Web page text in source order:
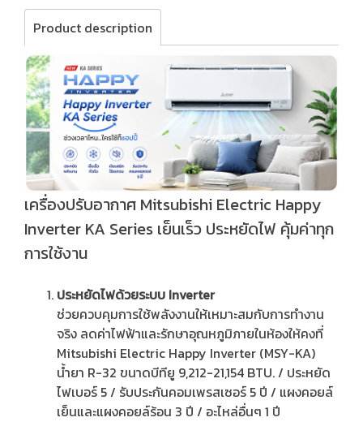
Product description
เครื่องปรับอากาศ Mitsubishi Electric Happy
Inverter KA Series เย็นเร็ว ประหยัดไฟ คุ้มค่าทุก
การใช้งาน
ประหยัดไฟด้วยระบบ Inverter
ช่วยควบคุมการใช้พลังงานให้เหมาะสมกับการทำงาน
จริง ลดค่าไฟฟ้าและรักษาอุณหภูมิภายในห้องให้คงที่
Mitsubishi Electric Happy Inverter (MSY-KA)
น้ำยา R-32 ขนาดบีทียู 9,212-21,154 BTU. / ประหยัด
ไฟเบอร์ 5 / รับประกันคอมเพรสเซอร์ 5 ปี / แผงคอยล์
เย็นและแผงคอยล์ร้อน 3 ปี / อะไหล่อื่นๆ 1 ปี